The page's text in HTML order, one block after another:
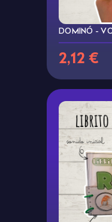
DOMINÓ -
2,12 €